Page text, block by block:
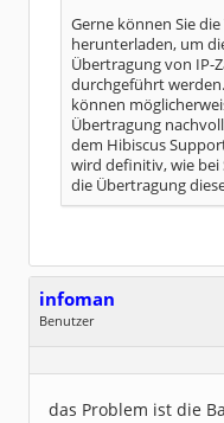
Gerne können Sie
herunterladen, um
Übertragung von IP-
durchgeführt
können
Übertragung
dem Hibiscus
wird definitiv, wie bei
die Übertragung
infoman
Benutzer
Dabei seit:
06 / 2008
das Problem ist die